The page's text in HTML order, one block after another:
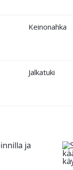
Keinonahka
Jalkatuki